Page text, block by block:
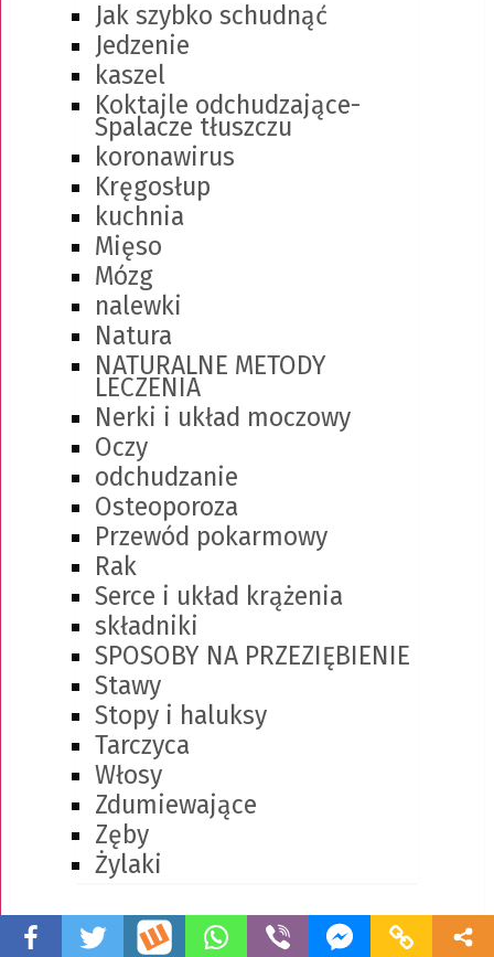
Jak szybko schudnąć
Jedzenie
kaszel
Koktajle odchudzające-
Spalacze tłuszczu
koronawirus
Kręgosłup
kuchnia
Mięso
Mózg
nalewki
Natura
NATURALNE METODY
LECZENIA
Nerki i układ moczowy
Oczy
odchudzanie
Osteoporoza
Przewód pokarmowy
Rak
Serce i układ krążenia
składniki
SPOSOBY NA PRZEZIĘBIENIE
Stawy
Stopy i haluksy
Tarczyca
Włosy
Zdumiewające
Zęby
Żylaki